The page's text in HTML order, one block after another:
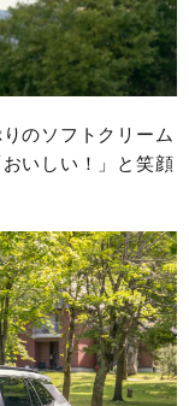
のソフトクリーム
いしい！」と笑顔